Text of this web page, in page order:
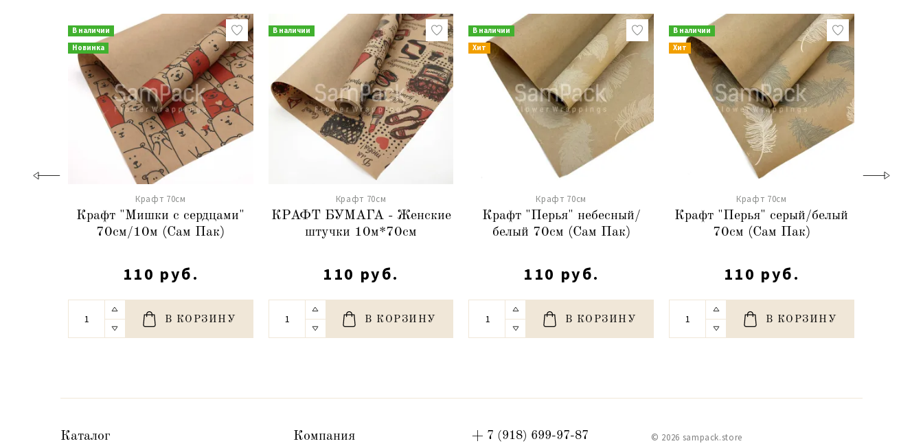
В наличии
Новинка
Крафт 70см
Крафт "Мишки с сердцами"
70см/10м (Сам Пак)
110 руб.
В КОРЗИНУ
В наличии
Крафт 70см
КРАФТ БУМАГА - Женские
штучки 10м*70см
110 руб.
В КОРЗИНУ
В наличии
Хит
Крафт 70см
Крафт "Перья" небесный/
белый 70см (Сам Пак)
110 руб.
В КОРЗИНУ
В наличии
Хит
Крафт 70см
Крафт "Перья" серый/белый
70см (Сам Пак)
110 руб.
В КОРЗИНУ
Каталог Компания + 7 (918) 699-97-87
© 2026 sampack.store